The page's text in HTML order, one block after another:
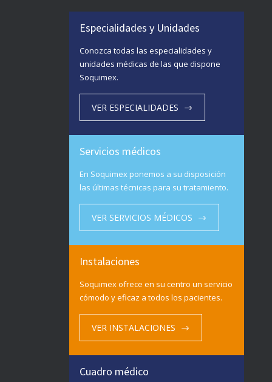
Especialidades y Unidades
Conozca todas las especialidades y
unidades médicas de las que dispone
Soquimex.
VER ESPECIALIDADES
Servicios médicos
En Soquimex ponemos a su disposición
las últimas técnicas para su tratamiento.
VER SERVICIOS MÉDICOS
Instalaciones
Soquimex ofrece en su centro un servicio
cómodo y eficaz a todos los pacientes.
VER INSTALACIONES
Cuadro médico